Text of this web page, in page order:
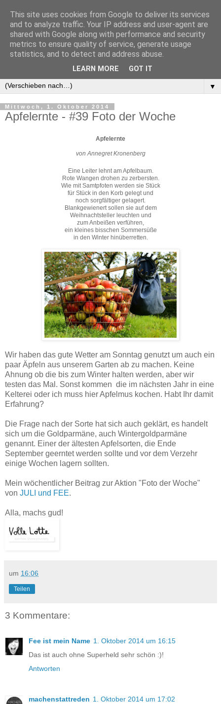
▼
Mittwoch, 1. Oktober 2014
Apfelernte - #39 Foto der Woche
Apfelernte
von Annegret Kronenberg
Eine Leiter lehnt am Apfelbaum.
Rote Wangen drohen zu zerbersten.
Wie mit Samtpfoten werden sie Stück
für Stück in den Korb gelegt und
noch sorgfältiger gelagert.
Blankgewienert sollen sie auf dem
Weihnachtsteller leuchten und
zum Anbeißen verführen,
ein kleines bisschen Sommersüße
in den Winter hinüberretten.
Wir haben das gute Wetter am Sonntag genutzt um auch ein
paar Äpfeln aus unserem Garten ab zu machen. Keine
Ahnung ob die bis zum Winter halten werden, aber wir
testen das Mal. Sonst kommen die im nächsten Jahr in eine
Kelterei oder ich muss hier Apfelmus kochen. Habt Ihr damit
Erfahrung?
Die Frage nach der Sorte hat sich auch geklärt, es handelt
sich um die Goldparmäne, auch Wintergoldparmäne
genannt. Einer der ältesten Apfelsorten, die Ende
September geerntet werden sollte und vor dem Verzehr
einige Wochen lagern sollten.
Mein wöchentlicher Beitrag zur Aktion "Foto der Woche"
von JULI und FEE.
Alla, machs gud!
um 16:06
Teilen
3 Kommentare:
Fee ist mein Name 1. Oktober 2014 um 16:15
Das ist auch ohne Superheld sehr schön :)!
Antworten
machenstattreden 1. Oktober 2014 um 17:02
This site uses cookies from Google to deliver its services
and to analyze traffic. Your IP address and user-agent are
shared with Google along with performance and security
metrics to ensure quality of service, generate usage
statistics, and to detect and address abuse.
LEARN MORE GOT IT